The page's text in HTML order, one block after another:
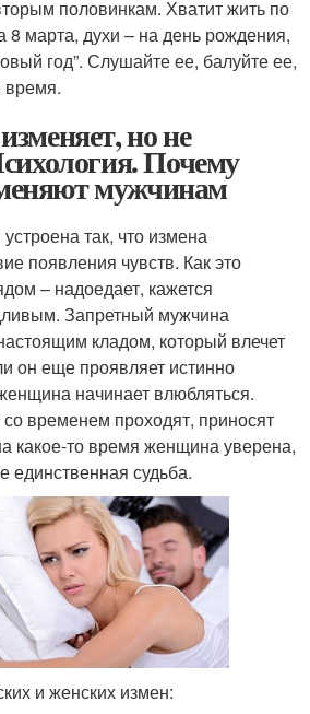
половинкам. Хватит жить по
8 марта, духи – на день рождения,
год”. Слушайте ее, балуйте ее,
время.
но не
Почему
мужчинам
так, что измена
появления чувств. Как это
– надоедает, кажется
Запретный мужчина
кладом, который влечет
он еще проявляет истинно
начинает влюбляться.
временем проходят, приносят
какое-то время женщина уверена,
единственная судьба.
и женских измен: